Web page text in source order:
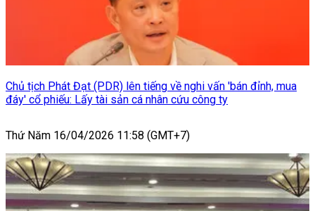
Chủ tịch Phát Đạt (PDR) lên tiếng về nghi vấn 'bán đỉnh, mua
đáy' cổ phiếu: Lấy tài sản cá nhân cứu công ty
Thứ Năm 16/04/2026 11:58 (GMT+7)